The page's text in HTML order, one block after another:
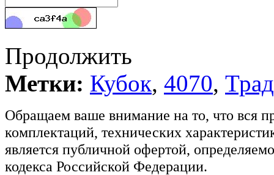
Продолжить
Метки: Кубок, 4070,
Обращаем ваше внимание на то, что вся
комплектаций, технических
является публичной офертой,
кодекса Российской Федерации.